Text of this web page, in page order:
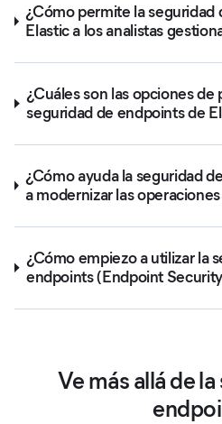
¿Cómo permite la seguridad
Elastic a los analistas
¿Cuáles son las opciones de
seguridad de endpoints de
¿Cómo ayuda la seguridad
a modernizar las
¿Cómo empiezo a utilizar la
endpoints (Endpoint
Ve más allá de